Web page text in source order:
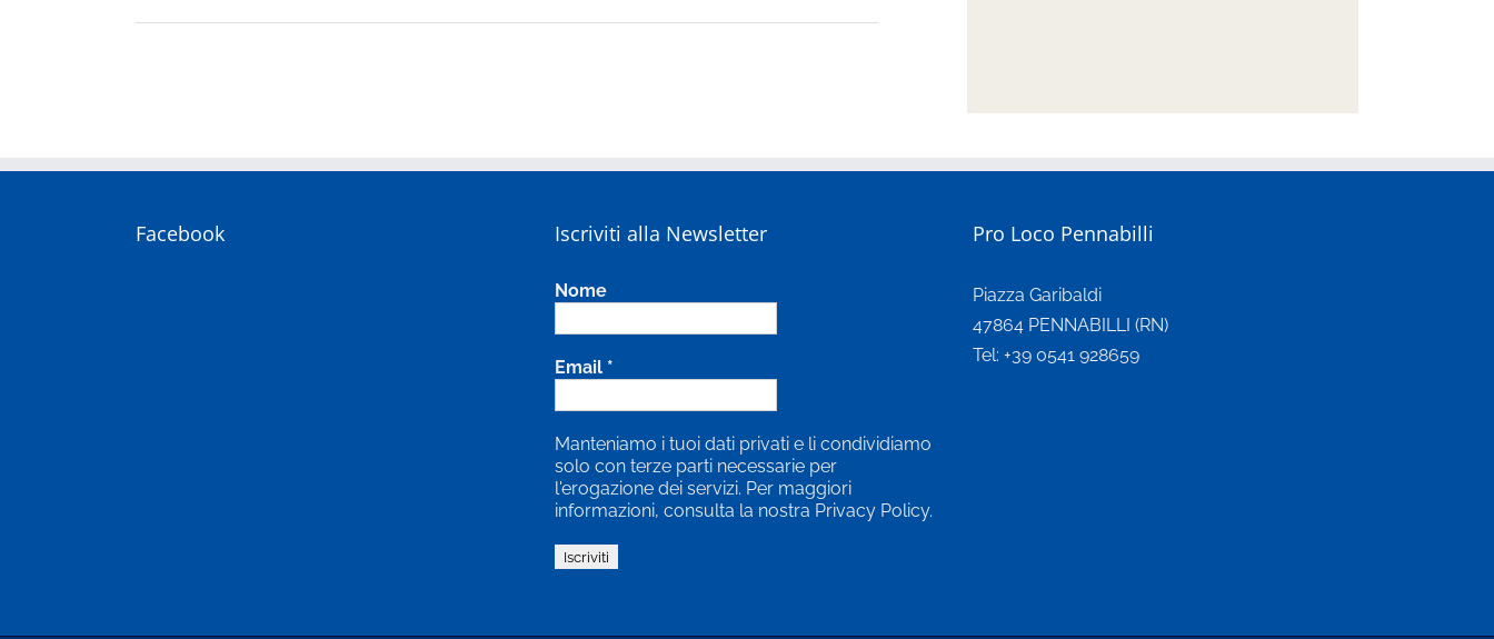
Facebook Iscriviti alla Newsletter
Nome
Email *
Manteniamo i tuoi dati privati e li condividiamo
solo con terze parti necessarie per
l'erogazione dei servizi. Per maggiori
informazioni, consulta la nostra Privacy Policy.
Pro Loco Pennabilli
Piazza Garibaldi
47864 PENNABILLI (RN)
Tel: +39 0541 928659